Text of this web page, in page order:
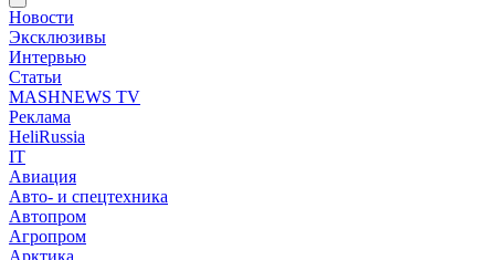
Новости
Эксклюзивы
Интервью
Статьи
MASHNEWS TV
Реклама
HeliRussia
IT
Авиация
Авто- и спецтехника
Автопром
Агропром
Арктика